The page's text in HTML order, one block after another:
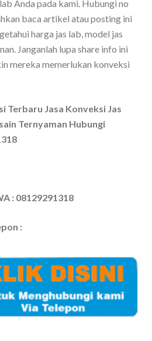
Anda pada kami. Hubungi no
baca artikel atau posting ini
harga jas lab, model jas
Janganlah lupa share info ini
mereka memerlukan konveksi
Terbaru Jasa Konveksi Jas
Ternyaman Hubungi
: 08129291318
: